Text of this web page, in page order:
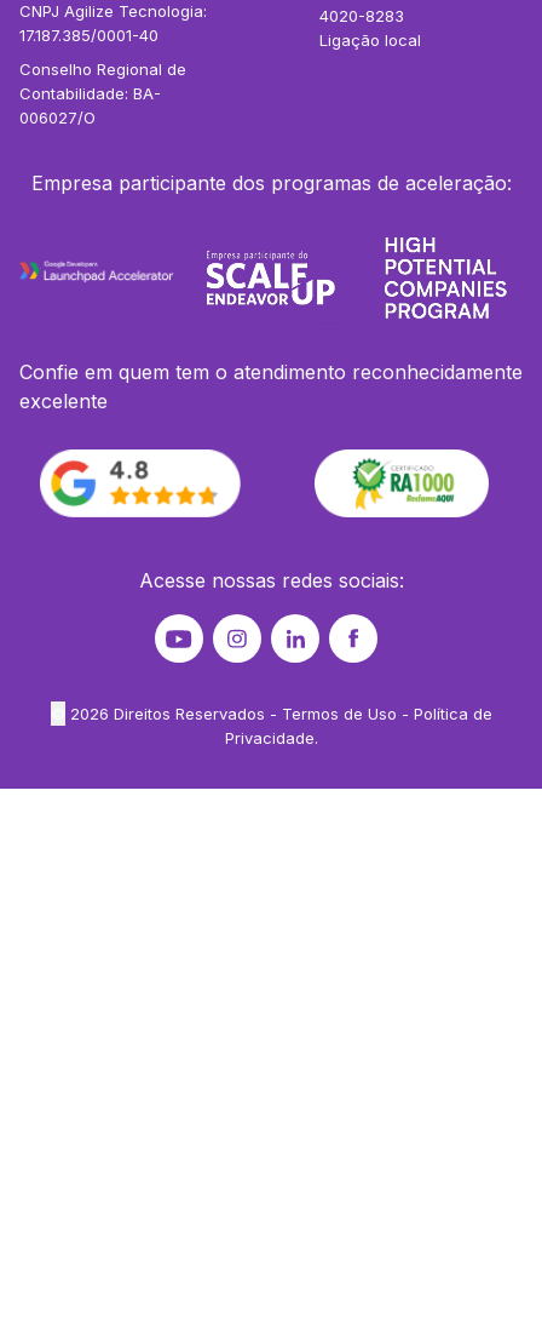
CNPJ Agilize Tecnologia:
17.187.385/0001-40
Conselho Regional de
Contabilidade: BA-
006027/O
4020-8283
Ligação local
Empresa participante dos programas de aceleração:
Confie em quem tem o atendimento reconhecidamente
excelente
Acesse nossas redes sociais:
2026 Direitos Reservados - Termos de Uso - Política de
Privacidade.